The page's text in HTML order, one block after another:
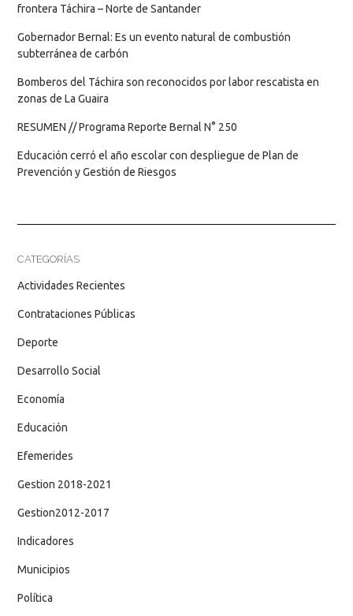
frontera Táchira – Norte de Santander
Gobernador Bernal: Es un evento natural de combustión
subterránea de carbón
Bomberos del Táchira son reconocidos por labor rescatista en
zonas de La Guaira
RESUMEN // Programa Reporte Bernal N° 250
Educación cerró el año escolar con despliegue de Plan de
Prevención y Gestión de Riesgos
CATEGORÍAS
Actividades Recientes
Contrataciones Públicas
Deporte
Desarrollo Social
Economía
Educación
Efemerides
Gestion 2018-2021
Gestion2012-2017
Indicadores
Municipios
Política